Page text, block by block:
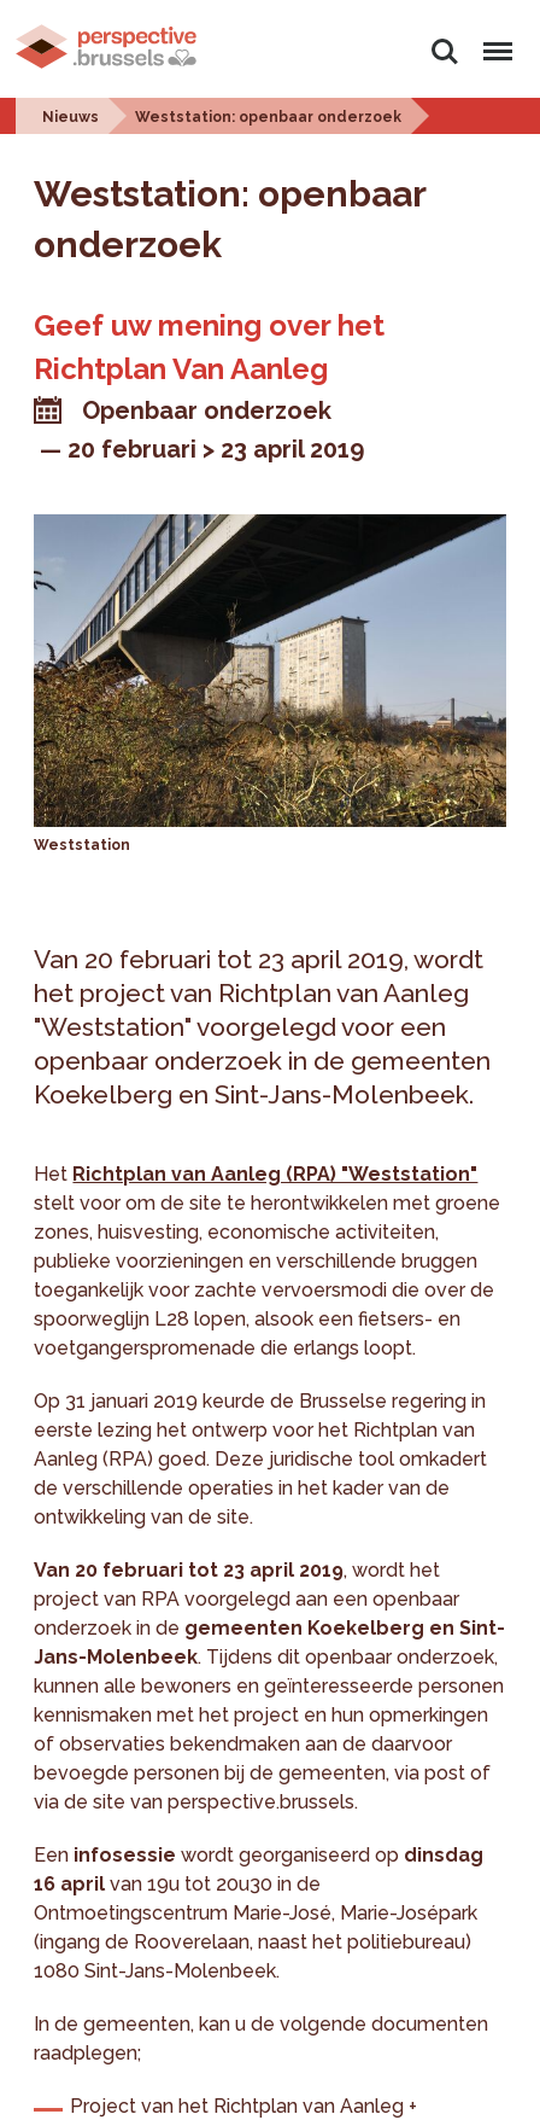
Zoeken Menu
Nieuws Weststation: openbaar onderzoek
Weststation: openbaar
onderzoek
Geef uw mening over het
Richtplan Van Aanleg
Openbaar onderzoek
20 februari > 23 april 2019
Weststation
Van 20 februari tot 23 april 2019, wordt
het project van Richtplan van Aanleg
"Weststation" voorgelegd voor een
openbaar onderzoek in de gemeenten
Koekelberg en Sint-Jans-Molenbeek.
Het Richtplan van Aanleg (RPA) "Weststation"
stelt voor om de site te herontwikkelen met groene
zones, huisvesting, economische activiteiten,
publieke voorzieningen en verschillende bruggen
toegankelijk voor zachte vervoersmodi die over de
spoorweglijn L28 lopen, alsook een fietsers- en
voetgangerspromenade die erlangs loopt.
Op 31 januari 2019 keurde de Brusselse regering in
eerste lezing het ontwerp voor het Richtplan van
Aanleg (RPA) goed. Deze juridische tool omkadert
de verschillende operaties in het kader van de
ontwikkeling van de site.
Van 20 februari tot 23 april 2019, wordt het
project van RPA voorgelegd aan een openbaar
onderzoek in de gemeenten Koekelberg en Sint-
Jans-Molenbeek. Tijdens dit openbaar onderzoek,
kunnen alle bewoners en geïnteresseerde personen
kennismaken met het project en hun opmerkingen
of observaties bekendmaken aan de daarvoor
bevoegde personen bij de gemeenten, via post of
via de site van perspective.brussels.
Een infosessiewordt georganiseerd op dinsdag
16 april van 19u tot 20u30 in de
Ontmoetingscentrum Marie-José, Marie-Josépark
(ingang de Rooverelaan, naast het politiebureau)
1080 Sint-Jans-Molenbeek.
In de gemeenten, kan u de volgende documenten
raadplegen;
Project van het Richtplan van Aanleg +